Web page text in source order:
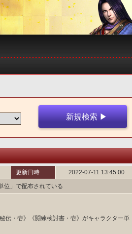
更新日時
2022-07-11 13:45:00
位」で配布されている
伝・壱》《闘練検討書・壱》がキャラクター単